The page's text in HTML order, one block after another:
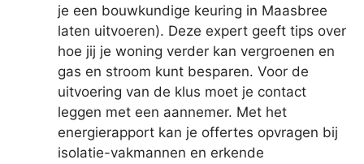
je een bouwkundige keuring in Maasbree
laten uitvoeren). Deze expert geeft tips over
hoe jij je woning verder kan vergroenen en
gas en stroom kunt besparen. Voor de
uitvoering van de klus moet je contact
leggen met een aannemer. Met het
energierapport kan je offertes opvragen bij
isolatie-vakmannen en erkende